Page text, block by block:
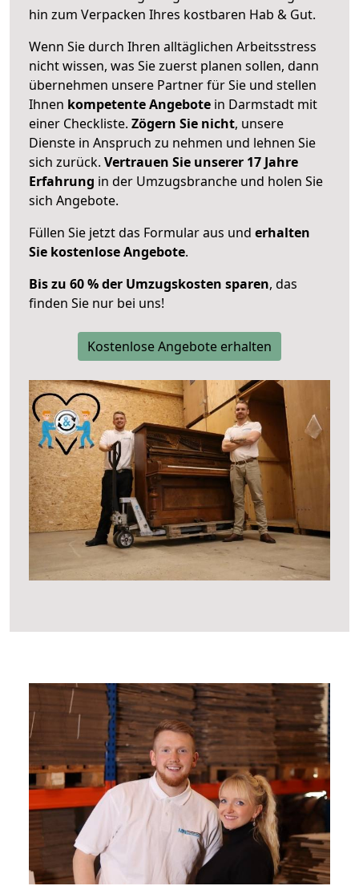
hin zum Verpacken Ihres kostbaren Hab & Gut.
Wenn Sie durch Ihren alltäglichen Arbeitsstress
nicht wissen, was Sie zuerst planen sollen, dann
übernehmen unsere Partner für Sie und stellen
Ihnen kompetente Angebote in Darmstadt mit
einer Checkliste. Zögern Sie nicht, unsere
Dienste in Anspruch zu nehmen und lehnen Sie
sich zurück. Vertrauen Sie unserer 17 Jahre
Erfahrung in der Umzugsbranche und holen Sie
sich Angebote.
Füllen Sie jetzt das Formular aus und erhalten
Sie kostenlose Angebote.
Bis zu 60 % der Umzugskosten sparen, das
finden Sie nur bei uns!
Kostenlose Angebote erhalten